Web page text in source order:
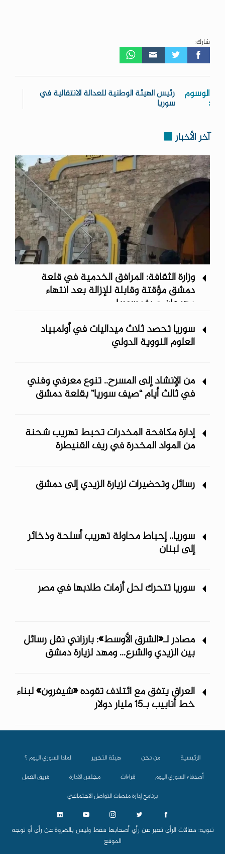
شارك:
الوسوم
:
رئيس الهيئة الوطنية للعدالة الانتقالية في
سوريا
آخر الأخبار
وزارة الثقافة: المرافق الخدمية في قلعة
دمشق مؤقتة وقابلة للإزالة بعد انتهاء
مهرجان صيف سوريا
سوريا تحصد ثلاث ميداليات في أولمبياد
العلوم النووية الدولي
من الإنشاد إلى المسرح.. تنوع معرفي وفني
في ثالث أيام “صيف سوريا” ‏بقلعة دمشق
إدارة مكافحة المخدرات تحبط تهريب شحنة
من المواد المخدرة في ريف ‏القنيطرة
رسائل وتحضيرات لزيارة الزيدي إلى دمشق
سوريا.. إحباط محاولة تهريب أسلحة وذخائر
إلى لبنان
سوريا تتحرك لحل أزمات طلابها في مصر
مصادر لـ«الشرق الأوسط»: بارزاني نقل رسائل
بين الزيدي والشرع... ومهد لزيارة دمشق
العراق يتفق مع ائتلاف تقوده «شيفرون» لبناء
خط أنابيب بـ15 مليار دولار
الرئيسية من نحن هيئة التحرير
لماذا السوري اليوم ؟
أصدقاء السوري اليوم
قراءات مجلس الادارة
فريق العمل
برنامج إدارة منصات التواصل الاجتماعي
تنويه: مقالات الرأي تعبر عن رأي أصحابها فقط وليس بالضروة عن رأي أو توجه
الموقع